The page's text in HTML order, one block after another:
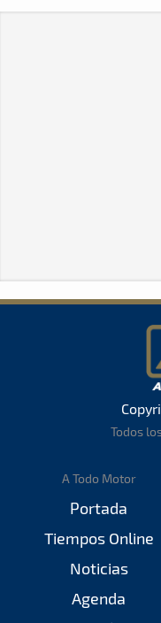
Todos
A Todo Motor
Portada
Tiempos Online
Noticias
Agenda